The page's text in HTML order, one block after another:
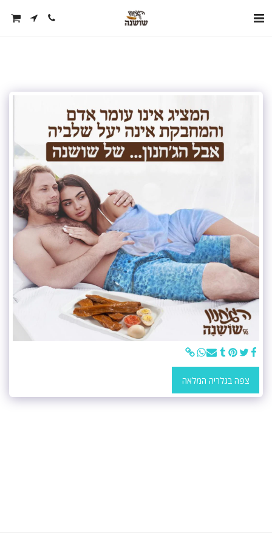
צפה בגלריה המלאה